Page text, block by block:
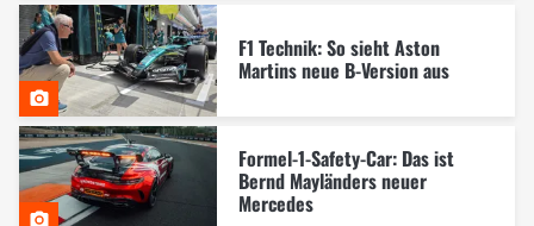
F1 Technik: So sieht Aston
Martins neue B-Version aus
Formel-1-Safety-Car: Das ist
Bernd Mayländers neuer
Mercedes